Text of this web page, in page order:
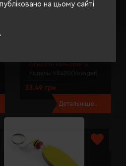
на цьому сайті
Кількість кольорів: 4
Модель:
V8430(Voyager)
33.49 грн
Детальніше...